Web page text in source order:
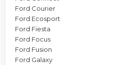
Ford Courier
Ford Ecosport
Ford Fiesta
Ford Focus
Ford Fusion
Ford Galaxy